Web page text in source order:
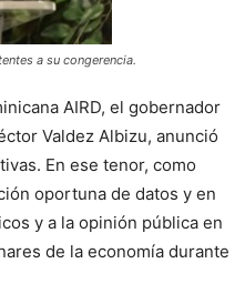
a su congerencia.
AIRD, el gobernador
Valdez Albizu, anunció
En ese tenor, como
oportuna de datos y en
y a la opinión pública en
de la economía durante